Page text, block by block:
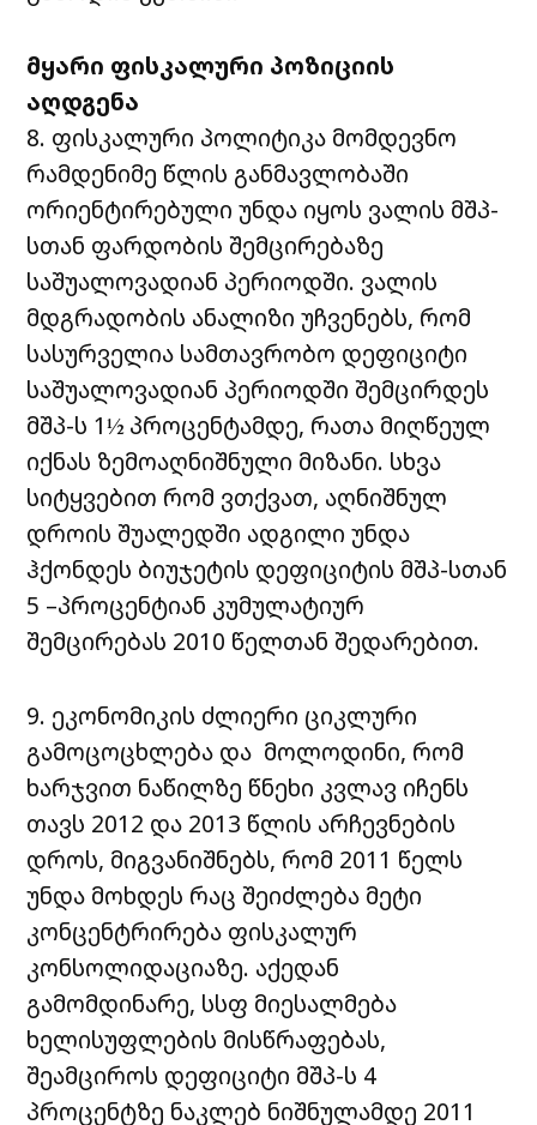
მყარი ფისკალური პოზიციის
აღდგენა
8. ფისკალური პოლიტიკა მომდევნო
რამდენიმე წლის განმავლობაში
ორიენტირებული უნდა იყოს ვალის მშპ-
სთან ფარდობის შემცირებაზე
საშუალოვადიან პერიოდში. ვალის
მდგრადობის ანალიზი უჩვენებს, რომ
სასურველია სამთავრობო დეფიციტი
საშუალოვადიან პერიოდში შემცირდეს
მშპ-ს 1½ პროცენტამდე, რათა მიღწეულ
იქნას ზემოაღნიშნული მიზანი. სხვა
სიტყვებით რომ ვთქვათ, აღნიშნულ
დროის შუალედში ადგილი უნდა
ჰქონდეს ბიუჯეტის დეფიციტის მშპ-სთან
5 –პროცენტიან კუმულატიურ
შემცირებას 2010 წელთან შედარებით.
9. ეკონომიკის ძლიერი ციკლური
გამოცოცხლება და მოლოდინი, რომ
ხარჯვით ნაწილზე წნეხი კვლავ იჩენს
თავს 2012 და 2013 წლის არჩევნების
დროს, მიგვანიშნებს, რომ 2011 წელს
უნდა მოხდეს რაც შეიძლება მეტი
კონცენტრირება ფისკალურ
კონსოლიდაციაზე. აქედან
გამომდინარე, სსფ მიესალმება
ხელისუფლების მისწრაფებას,
შეამციროს დეფიციტი მშპ-ს 4
პროცენტზე ნაკლებ ნიშნულამდე 2011